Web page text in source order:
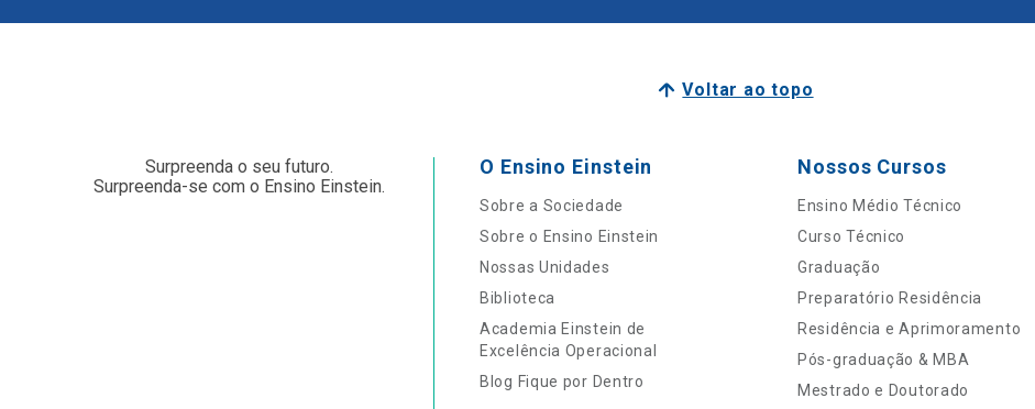
Voltar ao topo
Surpreenda o seu futuro.
Surpreenda-se com o Ensino Einstein.
O Ensino Einstein
Sobre a Sociedade
Sobre o Ensino Einstein
Nossas Unidades
Biblioteca
Academia Einstein de
Excelência Operacional
Blog Fique por Dentro
Nossos Cursos
Ensino Médio Técnico
Curso Técnico
Graduação
Preparatório Residência
Residência e Aprimoramento
Pós-graduação & MBA
Mestrado e Doutorado